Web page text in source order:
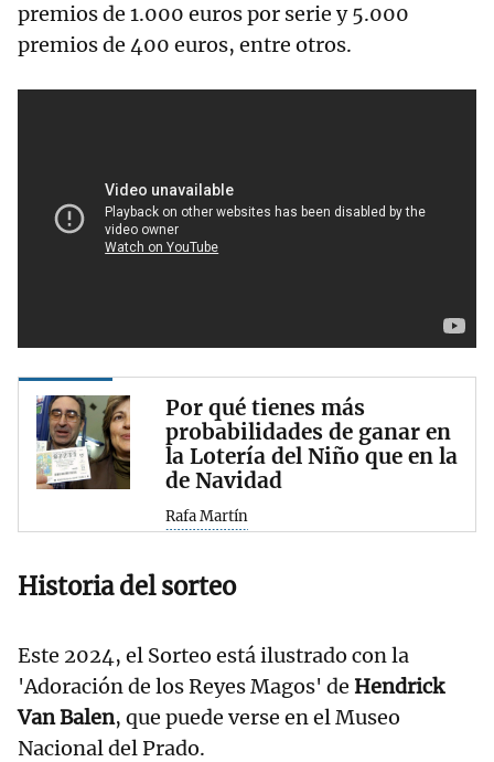
premios de 1.000 euros por serie y 5.000
premios de 400 euros, entre otros.
Por qué tienes más
probabilidades de ganar en
la Lotería del Niño que en la
de Navidad
Rafa Martín
Historia del sorteo
Este 2024, el Sorteo está ilustrado con la
'Adoración de los Reyes Magos' de Hendrick
Van Balen, que puede verse en el Museo
Nacional del Prado.